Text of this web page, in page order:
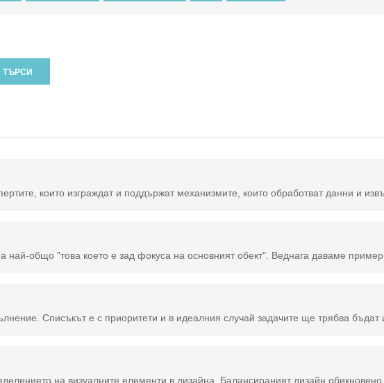
които обработват данни и извършват действия на уебсайтове. Те участват в съхранението на данни, сигурността и други функции от страна на сървъра, които не можете да